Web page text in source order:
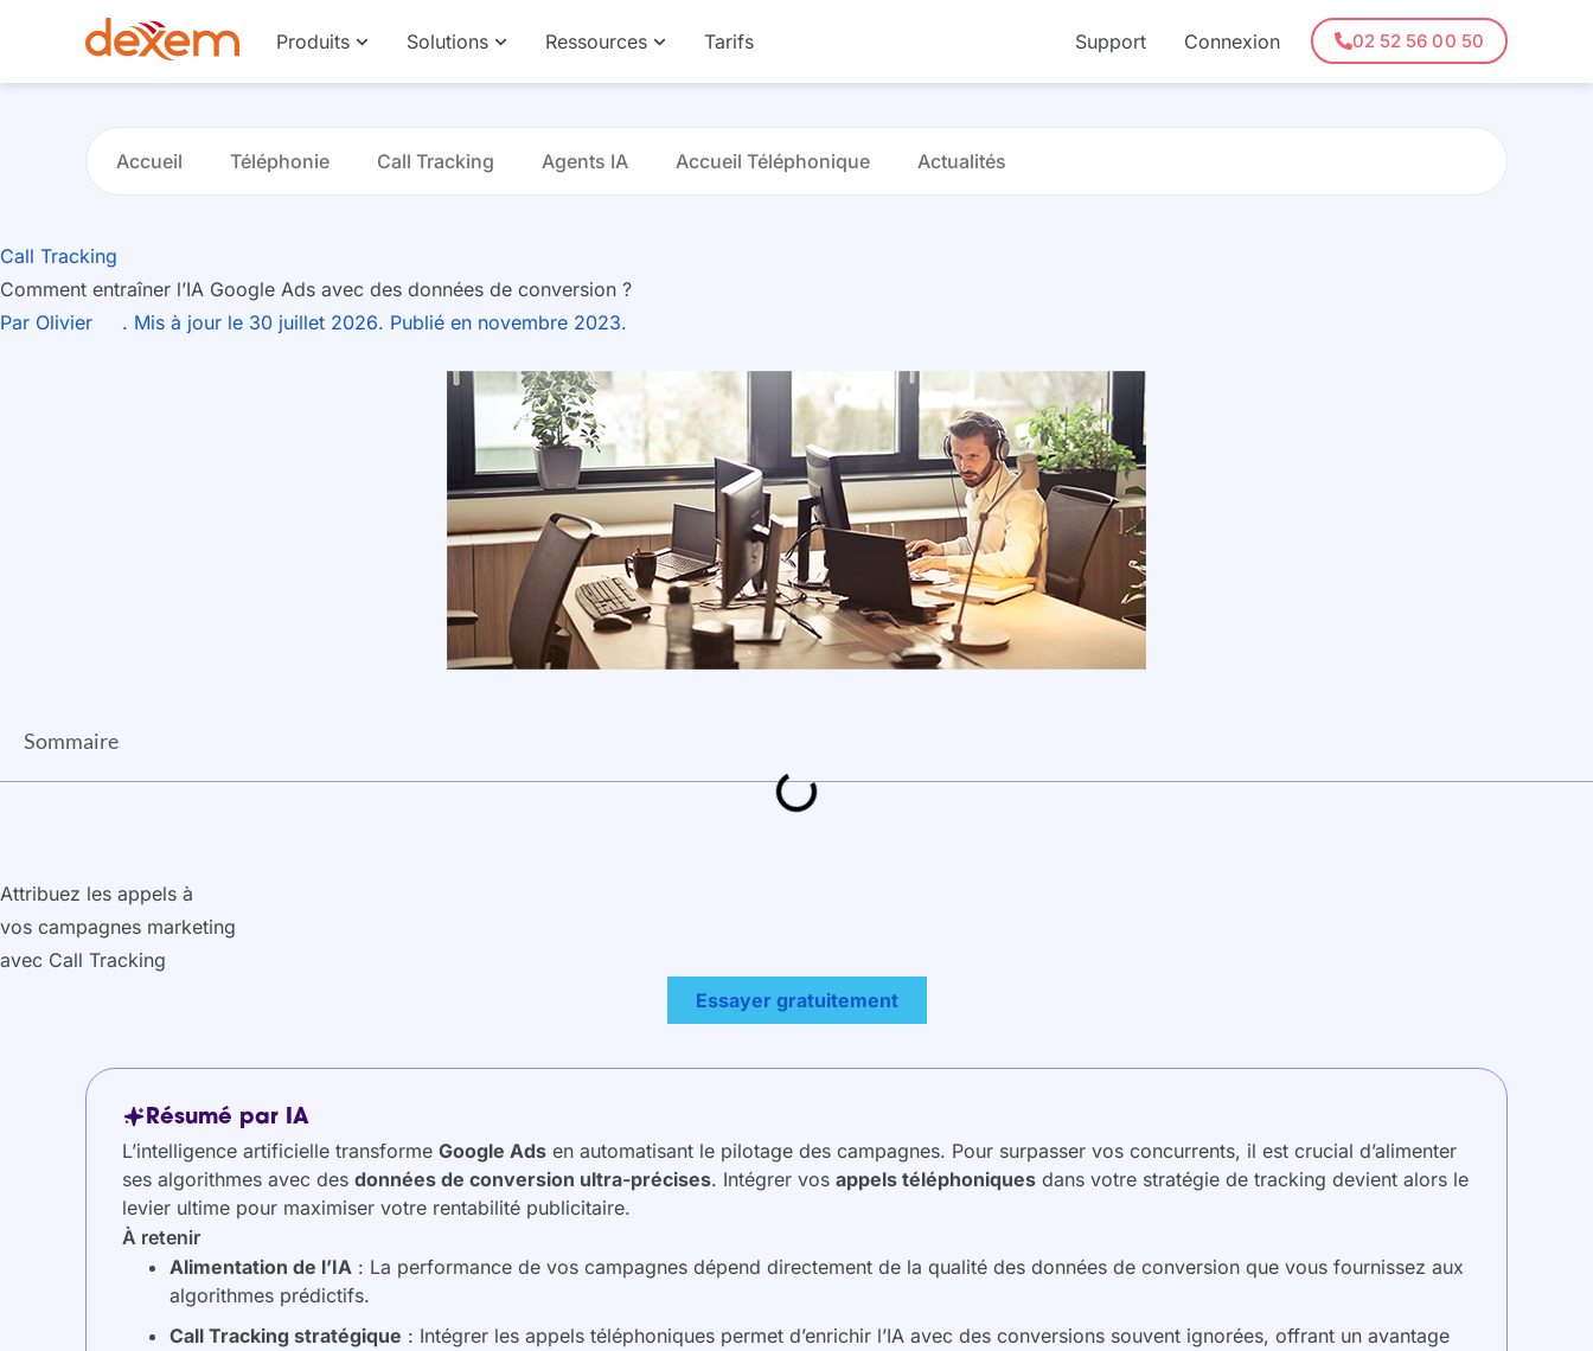
Produits Solutions Ressources Tarifs Support Connexion 02 52 56 00 50
Accueil Téléphonie Call Tracking Agents IA Accueil Téléphonique Actualités
Call Tracking
Comment entraîner l’IA Google Ads avec des données de conversion ?
Par Olivier . Mis à jour le 30 juillet 2026. Publié en novembre 2023.
Sommaire
Attribuez les appels à
vos campagnes marketing
avec Call Tracking
Essayer gratuitement
Résumé par IA
L’intelligence artificielle transforme Google Ads en automatisant le pilotage des campagnes. Pour surpasser vos concurrents, il est crucial d’alimenter
ses algorithmes avec des données de conversion ultra-précises. Intégrer vos appels téléphoniques dans votre stratégie de tracking devient alors le
levier ultime pour maximiser votre rentabilité publicitaire.
À retenir
Alimentation de l’IA : La performance de vos campagnes dépend directement de la qualité des données de conversion que vous fournissez aux
algorithmes prédictifs.
Call Tracking stratégique : Intégrer les appels téléphoniques permet d’enrichir l’IA avec des conversions souvent ignorées, offrant un avantage